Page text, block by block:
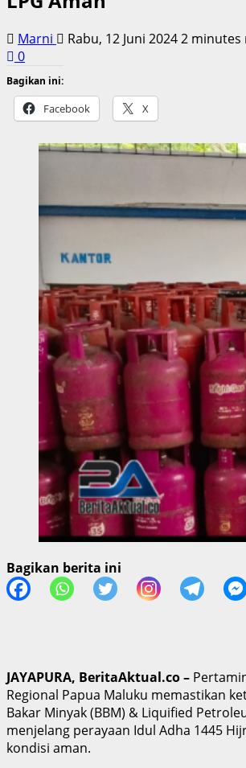
Marni Rabu, 12 Juni 20242 minutes
0
Bagikan ini:
Facebook X
Bagikan berita ini
JAYAPURA, BeritaAktual.co –
Regional Papua Maluku memastikan
Bakar Minyak (BBM) & Liquified
menjelang perayaan Idul Adha 1445
kondisi aman.